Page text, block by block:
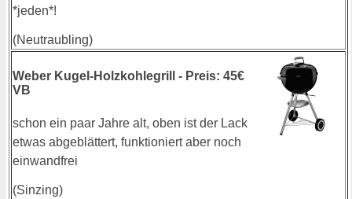
*jeden*!
(Neutraubling)
Weber Kugel-Holzkohlegrill - Preis: 45€
VB
schon ein paar Jahre alt, oben ist der Lack
etwas abgeblättert, funktioniert aber noch
einwandfrei
(Sinzing)